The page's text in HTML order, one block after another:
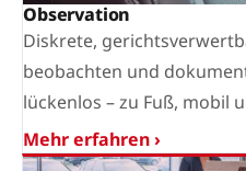
Observation
Diskrete,
beobachten und
lückenlos – zu Fuß, mobil
Mehr erfahren ›